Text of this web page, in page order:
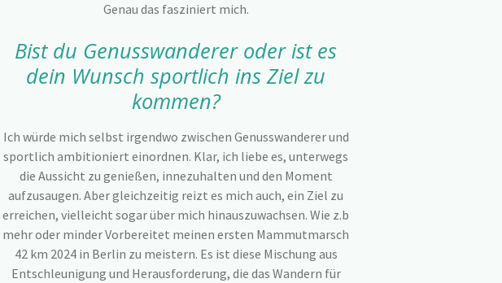
Genau das fasziniert mich.
Bist du Genusswanderer oder ist es
dein Wunsch sportlich ins Ziel zu
kommen?
Ich würde mich selbst irgendwo zwischen Genusswanderer und
sportlich ambitioniert einordnen. Klar, ich liebe es, unterwegs
die Aussicht zu genießen, innezuhalten und den Moment
aufzusaugen. Aber gleichzeitig reizt es mich auch, ein Ziel zu
erreichen, vielleicht sogar über mich hinauszuwachsen. Wie z.b
mehr oder minder Vorbereitet meinen ersten Mammutmarsch
42 km 2024 in Berlin zu meistern. Es ist diese Mischung aus
Entschleunigung und Herausforderung, die das Wandern für